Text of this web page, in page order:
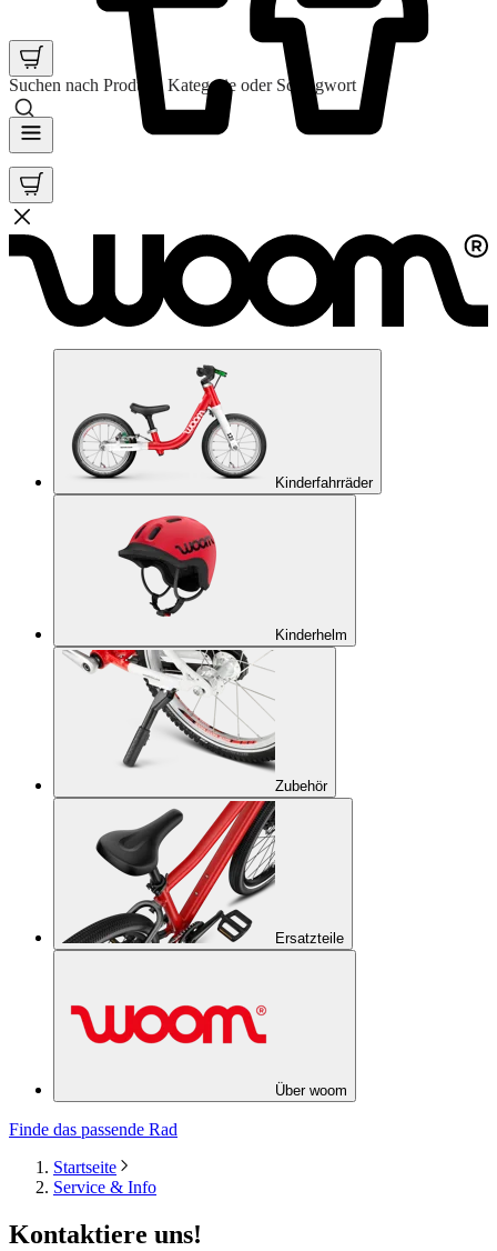
Suchen nach Produkt, Kategorie oder Schlagwort
Kinderfahrräder
Kinderhelm
Zubehör
Ersatzteile
Über woom
Finde das passende Rad
Startseite
Service & Info
Kontaktiere uns!